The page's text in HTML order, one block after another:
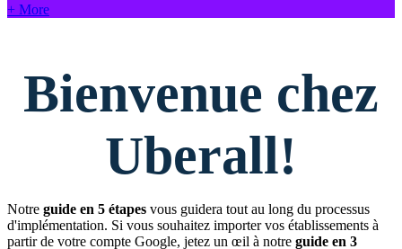
+ More
Bienvenue chez
Uberall!
Notre guide en 5 étapes vous guidera tout au long du processus
d'implémentation. Si vous souhaitez importer vos établissements à
partir de votre compte Google, jetez un œil à notre guide en 3